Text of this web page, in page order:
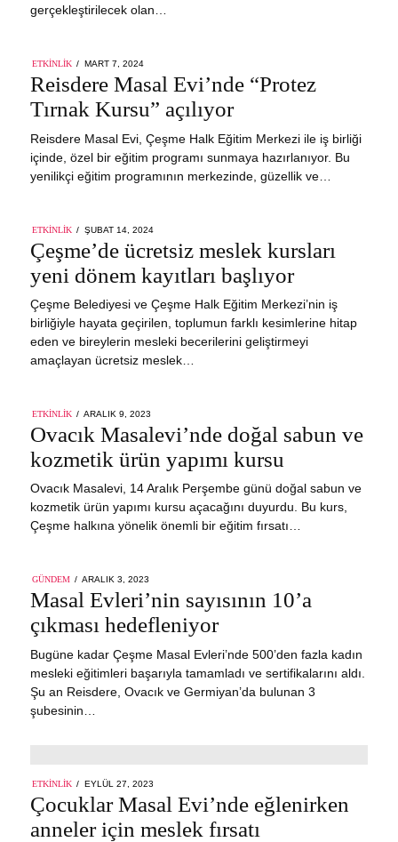
gerçekleştirilecek olan…
ETKINLIK
POSTED
MART 7, 2024
2024
Reisdere Masal Evi’nde “Protez
Tırnak Kursu” açılıyor
Reisdere Masal Evi, Çeşme Halk Eğitim Merkezi ile iş birliği
içinde, özel bir eğitim programı sunmaya hazırlanıyor. Bu
yenilikçi eğitim programının merkezinde, güzellik ve…
ETKINLIK
POSTED
ON
ŞUBAT 14, 2024
Çeşme’de ücretsiz meslek kursları
yeni dönem kayıtları başlıyor
Çeşme Belediyesi ve Çeşme Halk Eğitim Merkezi’nin iş
birliğiyle hayata geçirilen, toplumun farklı kesimlerine hitap
eden ve bireylerin mesleki becerilerini geliştirmeyi
amaçlayan ücretsiz meslek…
ETKINLIK
POSTED
ON
ARALIK 9, 2023
9,
2023
Ovacık Masalevi’nde doğal sabun ve
kozmetik ürün yapımı kursu
Ovacık Masalevi, 14 Aralık Perşembe günü doğal sabun ve
kozmetik ürün yapımı kursu açacağını duyurdu. Bu kurs,
Çeşme halkına yönelik önemli bir eğitim fırsatı…
GÜNDEM
POSTED
ON
ARALIK 3, 2023
2023
Masal Evleri’nin sayısının 10’a
çıkması hedefleniyor
Bugüne kadar Çeşme Masal Evleri’nde 500’den fazla kadın
mesleki eğitimleri başarıyla tamamladı ve sertifikalarını aldı.
Şu an Reisdere, Ovacık ve Germiyan’da bulunan 3
şubesinin…
ETKINLIK
POSTED
ON
EYLÜL 27, 2023
Çocuklar Masal Evi’nde eğlenirken
anneler için meslek fırsatı